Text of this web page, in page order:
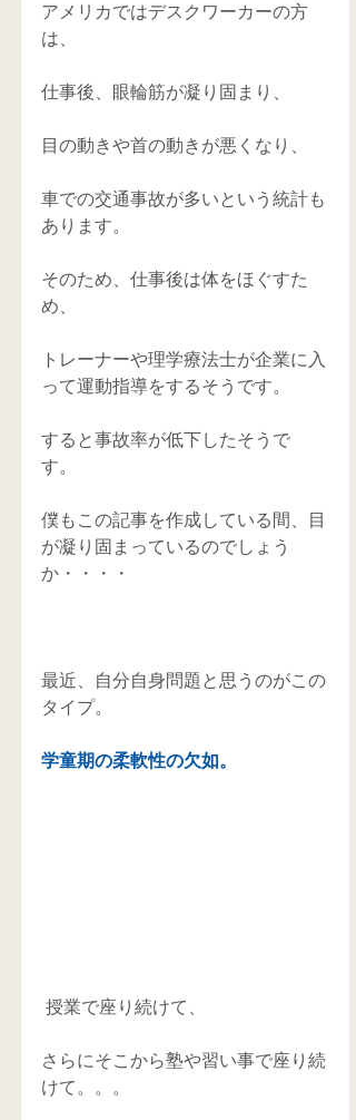
アメリカではデスクワーカーの方
は、
仕事後、眼輪筋が凝り固まり、
目の動きや首の動きが悪くなり、
車での交通事故が多いという統計も
あります。
そのため、仕事後は体をほぐすた
め、
トレーナーや理学療法士が企業に入
って運動指導をするそうです。
すると事故率が低下したそうで
す。
僕もこの記事を作成している間、目
が凝り固まっているのでしょう
か・・・・
最近、自分自身問題と思うのがこの
タイプ。
学童期の柔軟性の欠如。
授業で座り続けて、
さらにそこから塾や習い事で座り続
けて。。。